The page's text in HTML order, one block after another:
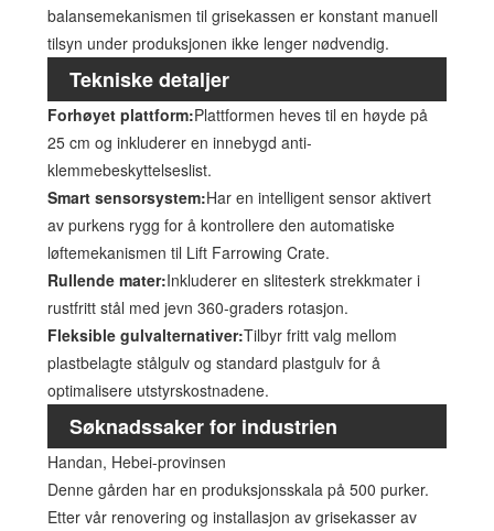
balansemekanismen til grisekassen er konstant manuell
tilsyn under produksjonen ikke lenger nødvendig.
Tekniske detaljer
Forhøyet plattform:Plattformen heves til en høyde på
25 cm og inkluderer en innebygd anti-
klemmebeskyttelseslist.
Smart sensorsystem:Har en intelligent sensor aktivert
av purkens rygg for å kontrollere den automatiske
løftemekanismen til Lift Farrowing Crate.
Rullende mater:Inkluderer en slitesterk strekkmater i
rustfritt stål med jevn 360-graders rotasjon.
Fleksible gulvalternativer:Tilbyr fritt valg mellom
plastbelagte stålgulv og standard plastgulv for å
optimalisere utstyrskostnadene.
Søknadssaker for industrien
Handan, Hebei-provinsen
Denne gården har en produksjonsskala på 500 purker.
Etter vår renovering og installasjon av grisekasser av